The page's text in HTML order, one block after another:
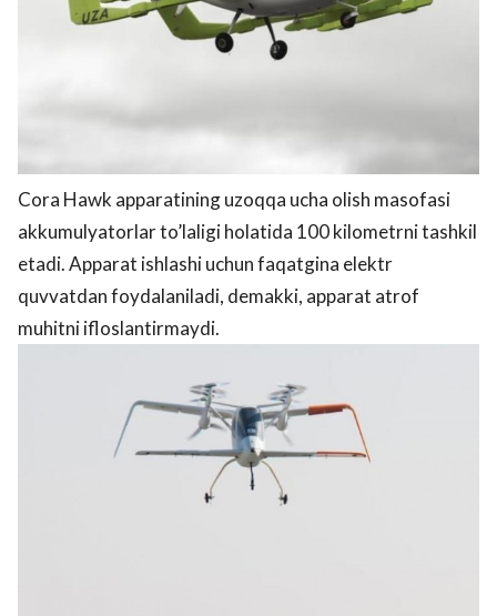
Cora Hawk apparatining uzoqqa ucha olish masofasi
akkumulyatorlar to’laligi holatida 100 kilometrni tashkil
etadi. Apparat ishlashi uchun faqatgina elektr
quvvatdan foydalaniladi, demakki, apparat atrof
muhitni ifloslantirmaydi.